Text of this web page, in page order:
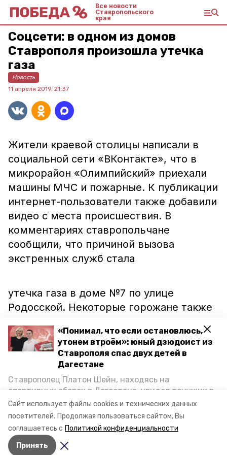
Сайт использует файлы cookies и технических данных
посетителей. Продолжая пользоваться сайтом, Вы
соглашаетесь с Политикой конфиденциальности
Принять
«Понимал, что если остановлюсь,
утонем втроём»: юный дзюдоист из
Ставрополя спас двух детей в
Дагестане
Ставрополец Платон Шейн, находясь на
спортивных сборах в Дегестане, увидел тонущих в
Каспийском море детей и бросился на помощь. По
возвращении домой, отважного мальчика
пригласили в министерство образования края и
наградили. Корреспондент «Победы26» пообщался
с юным героем.
Все новости
Ставропольского
края
Соцсети: в одном из домов
Ставрополя произошла утечка
газа
Новость
11 апреля 2019, 21:37
Жители краевой столицы написали в
социальной сети «ВКонтакте», что в
микрорайон «Олимпийский» приехали
машины МЧС и пожарные. К публикации
интернет-пользователи также добавили
видео с места происшествия. В
комментариях ставропольчане
сообщили, что причиной вызова
экстренных служб стала
утечка газа в доме №7 по улице
Родосской. Некоторые горожане также
«Олимпийского» отключили подачу
"синего топлива".
Официальной информации от МЧС пока
не поступало.
Видео: 26stav